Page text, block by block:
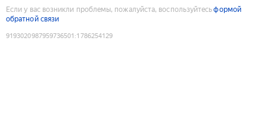
Если у вас возникли проблемы, пожалуйста, воспользуйтесьформой
обратной связи
9193020987959736501 :1786254129